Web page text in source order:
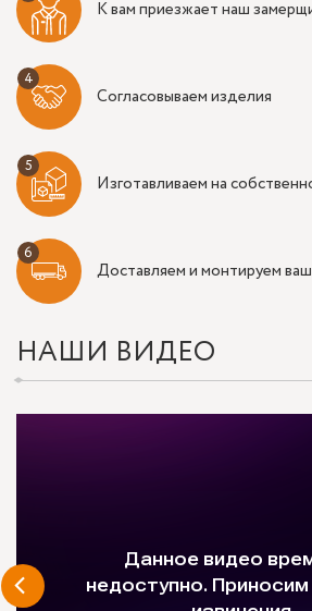
К вам приезжает наш
Согласовываем изделия
Изготавливаем на
Доставляем и монтируем ваш
НАШИ ВИДЕО